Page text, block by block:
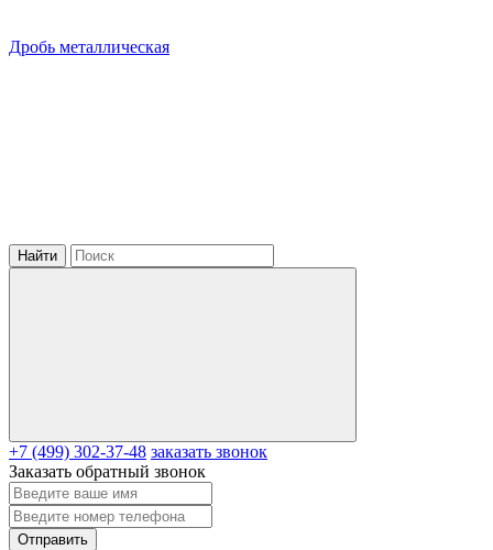
Дробь металлическая
Найти
+7 (499) 302-37-48 заказать звонок
Заказать обратный звонок
Отправить